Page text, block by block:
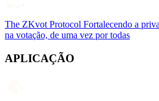
The ZKvot Protocol Fortalecendo a
na votação, de uma vez por todas
APLICAÇÃO